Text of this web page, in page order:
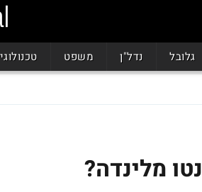
גלובל נדל"ן משפט
מלינדה?